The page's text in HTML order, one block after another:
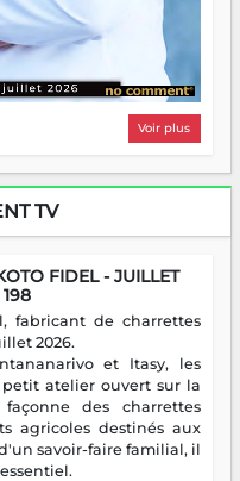
Voir plus
TV
FIDEL - JUILLET
fabricant de charrettes
2026.
et Itasy, les
atelier ouvert sur la
des charrettes
agricoles destinés aux
savoir-faire familial, il